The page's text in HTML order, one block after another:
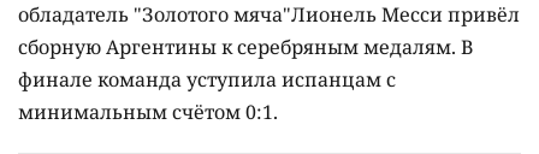
обладатель "Золотого мяча"Лионель Месси привёл
сборную Аргентины к серебряным медалям. В
финале команда уступила испанцам с
минимальным счётом 0:1.